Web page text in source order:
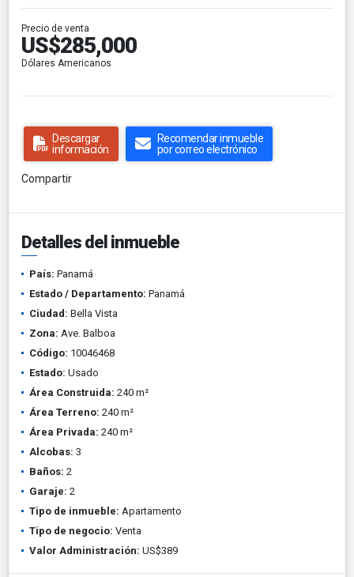
Precio de venta
US$285,000
Dólares Americanos
Descargar
información
Recomendar inmueble
por correo electrónico
Compartir
Detalles del inmueble
País: Panamá
Estado / Departamento: Panamá
Ciudad: Bella Vista
Zona: Ave. Balboa
Código: 10046468
Estado: Usado
Área Construida: 240 m²
Área Terreno: 240 m²
Área Privada: 240 m²
Alcobas: 3
Baños: 2
Garaje: 2
Tipo de inmueble: Apartamento
Tipo de negocio: Venta
Valor Administración: US$389